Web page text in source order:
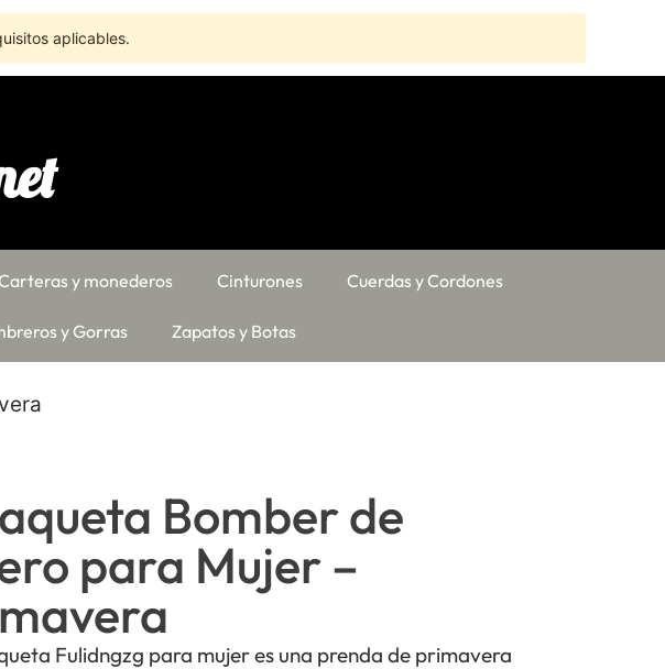
aplicables.
y monederos Cinturones Cuerdas y Cordones
y Gorras Zapatos y Botas
Bomber de
para Mujer –
Fulidngzg para mujer es una prenda de primavera